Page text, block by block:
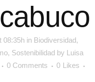
08:35h in Biodiversidad,
, Sostenibilidad by Luisa
0 Comments 0 Likes